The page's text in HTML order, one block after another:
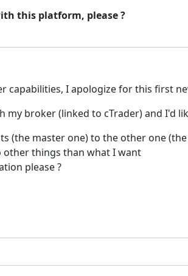
this platform, please ?
capabilities, I apologize for this first
my broker (linked to cTrader) and I'd
master one) to the other one
things than what I want
please ?